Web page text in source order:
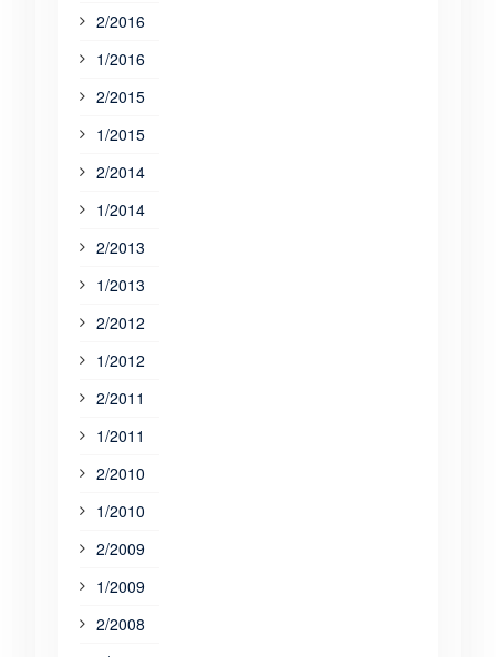
2/2016
1/2016
2/2015
1/2015
2/2014
1/2014
2/2013
1/2013
2/2012
1/2012
2/2011
1/2011
2/2010
1/2010
2/2009
1/2009
2/2008